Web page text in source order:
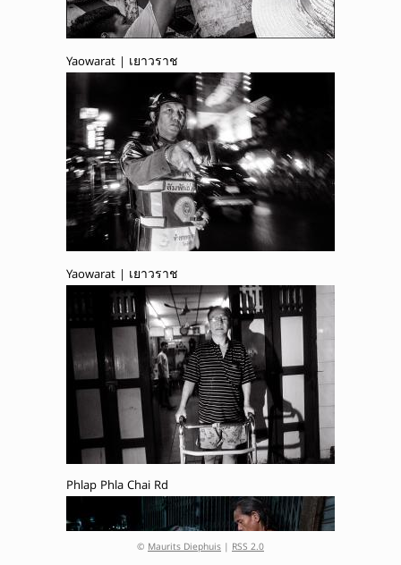
Yaowarat | เยาวราช
Yaowarat | เยาวราช
Phlap Phla Chai Rd
© Maurits Diephuis | RSS 2.0